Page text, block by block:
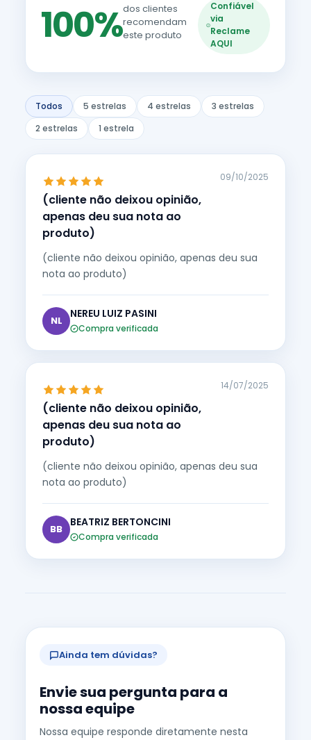
100%dos clientes
recomendam
este produto
Confiável
via
Reclame
AQUI
Todos 5 estrelas 4 estrelas
3 estrelas
2 estrelas
1 estrela
(cliente não deixou opinião,
apenas deu sua nota ao
produto)
09/10/2025
(cliente não deixou opinião, apenas deu sua
nota ao produto)
NL
NEREU LUIZ PASINI
Compra verificada
(cliente não deixou opinião,
apenas deu sua nota ao
produto)
14/07/2025
(cliente não deixou opinião, apenas deu sua
nota ao produto)
BB
BEATRIZ BERTONCINI
Compra verificada
Ainda tem dúvidas?
Envie sua pergunta para a
nossa equipe
Nossa equipe responde diretamente nesta